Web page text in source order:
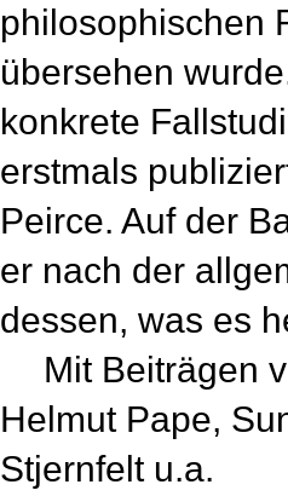
philosophischen
übersehen
konkrete
erstmals
Peirce. Auf der
er nach der
dessen, was es
Mit Beiträgen
Helmut Pape,
Stjernfelt u.a.